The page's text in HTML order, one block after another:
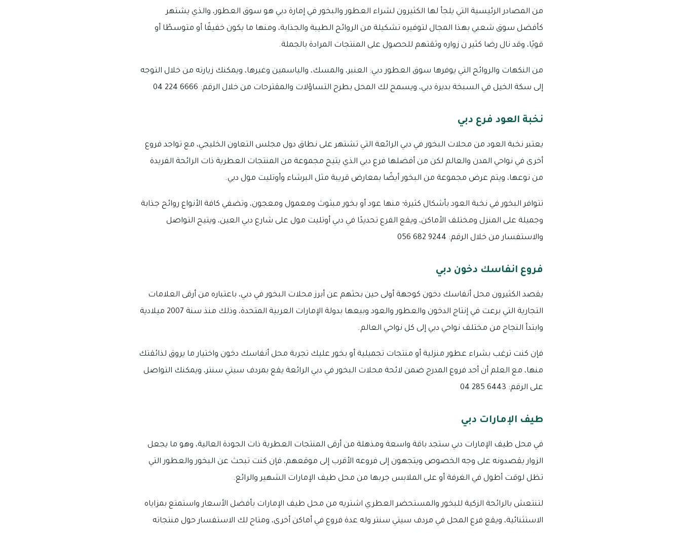
من المصادر الرئيسية التي يلجأ لها الكثيرون لشراء العطور والبخور في إمارة دبي هو سوق العطور، والذي يشتهر
كأفضل سوق شعبي بهذا المجال لتوفيره تشكيلة من الروائح الطيبة والجذابة، ومنها ما يكون خفيفًا أو متوسطًا أو
قويًا، وقد نال رضا كثير ن زواره وثقتهم للحصول على المنتجات المرادة بالجملة.
من النكهات والروائح التي يوفرها سوق العطور دبي: العنبر، والمسك، والياسمين وغيرها، ويمكنك زيارته من خلال التوجه
إلى سكة الخيل في السبخة بديرة دبي، ويسمح لك المحل بطرح التساؤلات والمقترحات من خلال الرقم: 6666 224 04
نخبة العود فرع دبي
يعتبر نخبة العود من محلات البخور في دبي الرائعة التي تشتهر على نطاق دول مجلس التعاون الخليجي، مع تواجد فروع
أخرى في نواحي المدن والعالم لكن من أفضلها فرع دبي الذي يتيح مجموعة من المنتجات العطرية ذات الرائحة الفريدة
من نوعها، ويتم عرض مجموعة من البخور أيضًا بمعارض قريبة مثل البرشاء وأوتليت مول دبي.
تتوافر البخور في نخبة العود بأشكال كثيرة؛ منها عود أو بخور مبثوث ومعمول ومعجون، وتضفي كافة الأنواع روائح جذابة
وجميلة على المنزل ومختلف الأماكن، ويقع الفرع تحديدًا في دبي أوتليت مول على شارع دبي العين، ويتيح التواصل
والاستفسار من خلال الرقم: 9244 682 056
فروع انفاسك دخون دبي
يقصد الكثيرون محل أنفاسك دخون كوجهة أولى حين بحثهم عن أبرز محلات البخور في دبي، باعتباره من أرقى العلامات
التجارية التي برعت في إنتاج الدخون والعطور والعود وبيعها بدولة الإمارات العربية المتحدة، وذلك منذ سنة 2007 ميلادية
وابتدأ النجاح من مختلف نواحي دبي إلى كل نواحي العالم.
فإن كنت ترغب بشراء عطور منزلية أو منتجات تجميلية أو بخور عليك تجربة محل أنفاسك دخون واختيار ما يروق لذائقتك
منها، مع العلم أن أحد فروع المدرج ضمن لائحة محلات البخور في دبي الرائعة يقع بمردف سيتي سنتر، ويمكنك التواصل
على الرقم: 6443 285 04
طيف الإمارات دبي
في محل طيف الإمارات دبي ستجد باقة واسعة ومذهلة من أرقى المنتجات العطرية ذات الجودة العالية، وهو ما يجعل
الزوار يقصدونه على وجه الخصوص ويتجهون إلى فروعه الأقرب إلى موقعهم، فإن كنت تبحث عن البخور والعطور التي
تظل لوقت أطول في الغرفة أو على الملابس جربها من محل طيف الإمارات الشهير والرائع.
لتنتعش بالرائحة الزكية للبخور والمستحضر العطري اشتريه من محل طيف الإمارات بأفضل الأسعار واستمتع بمزاياه
الاستثنائية، ويقع فرع المحل في مردف سيتي سنتر وله عدة فروع في أماكن أخرى، ومتاح لك الاستفسار حول منتجاته